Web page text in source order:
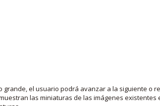
el usuario podrá avanzar a la siguiente
las miniaturas de las imágenes